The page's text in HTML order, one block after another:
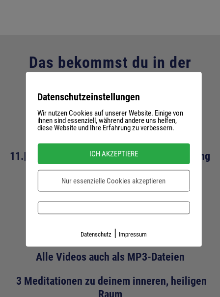
Das bekommst du in der
Masterclass
3×3 Stunden Begleitung am
11.|12.|13.10.2022, 18-21 h mit Aufzeichnung
Online-Training
10 Videos, insgesamt 3 Stunden
Alle Videos auch als MP3-Dateien
3 Meditationen zu deinem inneren, heiligen
Raum
Datenschutzeinstellungen
Wir nutzen Cookies auf unserer Website. Einige von
ihnen sind essenziell, während andere uns helfen,
diese Website und Ihre Erfahrung zu verbessern.
ICH AKZEPTIERE
Nur essenzielle Cookies akzeptieren
Datenschutz | Impressum